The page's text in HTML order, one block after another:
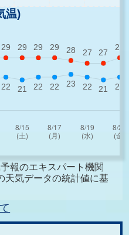
温)
報のエキスパート機関
天気データの統計値に基